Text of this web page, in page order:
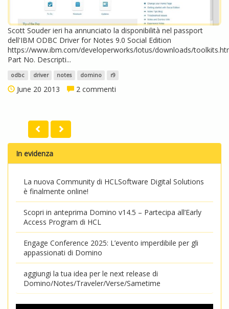
Scott Souder ieri ha annunciato la disponibilità nel passport
dell'IBM ODBC Driver for Notes 9.0 Social Edition
https://www.ibm.com/developerworks/lotus/downloads/
Part No. Descripti...
odbc driver notes domino r9
June 20 2013 2 commenti
In evidenza
La nuova Community di HCLSoftware Digital Solutions
è finalmente online!
Scopri in anteprima Domino v14.5 – Partecipa all’Early
Access Program di HCL
Engage Conference 2025: L’evento imperdibile per gli
appassionati di Domino
aggiungi la tua idea per le next release di
Domino/Notes/Traveler/Verse/Sametime